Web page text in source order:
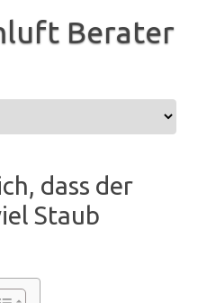
Berater
dass der
Staub